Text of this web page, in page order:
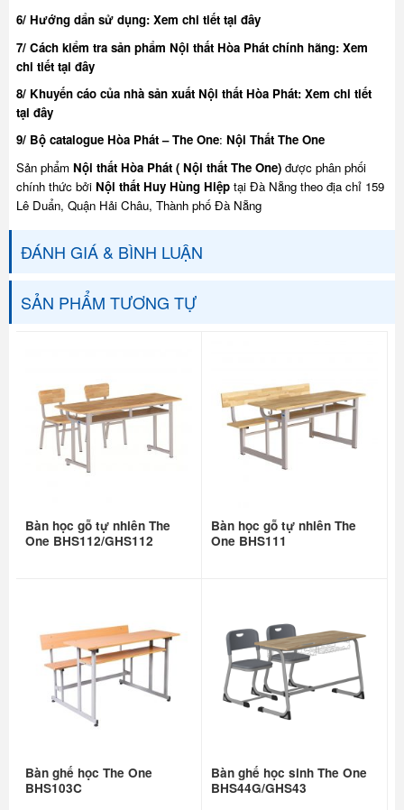
6/ Hướng dẩn sử dụng: Xem chi tiết tại đây
7/ Cách kiểm tra sản phẩm Nội thất Hòa Phát chính hãng: Xem
chi tiết tại đây
8/ Khuyến cáo của nhà sản xuất Nội thất Hòa Phát: Xem chi tiết
tại đây
9/ Bộ catalogue Hòa Phát – The One: Nội Thất The One
Sản phẩm Nội thất Hòa Phát ( Nội thất The One)được phân phối
chính thức bởi Nội thất Huy Hùng Hiệptại Đà Nẵng theo địa chỉ 159
Lê Duẩn, Quận Hải Châu, Thành phố Đà Nẵng
ĐÁNH GIÁ & BÌNH LUẬN
SẢN PHẨM TƯƠNG TỰ
Bàn học gỗ tự nhiên The
One BHS112/GHS112
Bàn học gỗ tự nhiên The
One BHS111
Bàn ghế học The One
BHS103C
Bàn ghế học sinh The One
BHS44G/GHS43